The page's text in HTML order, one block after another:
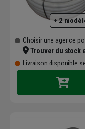
+ 2
Choisir une agence
Trouver du stock
Livraison disponible